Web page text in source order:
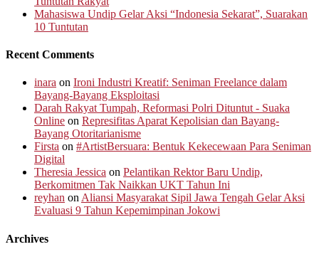
Mahasiswa Undip Gelar Aksi “Indonesia Sekarat”, Suarakan
10 Tuntutan
Recent Comments
inara on Ironi Industri Kreatif: Seniman Freelance dalam
Bayang-Bayang Eksploitasi
Darah Rakyat Tumpah, Reformasi Polri Dituntut - Suaka
Online on Represifitas Aparat Kepolisian dan Bayang-
Bayang Otoritarianisme
Firsta on #ArtistBersuara: Bentuk Kekecewaan Para Seniman
Digital
Theresia Jessica on Pelantikan Rektor Baru Undip,
Berkomitmen Tak Naikkan UKT Tahun Ini
reyhan onAliansi Masyarakat Sipil Jawa Tengah Gelar Aksi
Evaluasi 9 Tahun Kepemimpinan Jokowi
Archives